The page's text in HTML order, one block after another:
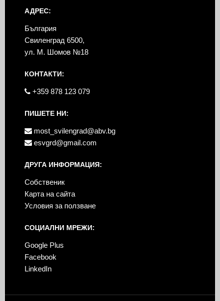
АДРЕС:
България
Свиленград 6500,
ул. М. Шомов №18
КОНТАКТИ:
+359 878 123 079
ПИШЕТЕ НИ:
most_svilengrad@abv.bg
esvgrd@gmail.com
ДРУГА ИНФОРМАЦИЯ:
Собственик
Карта на сайта
Условия за ползване
СОЦИАЛНИ МРЕЖИ:
Google Plus
Facebook
LinkedIn